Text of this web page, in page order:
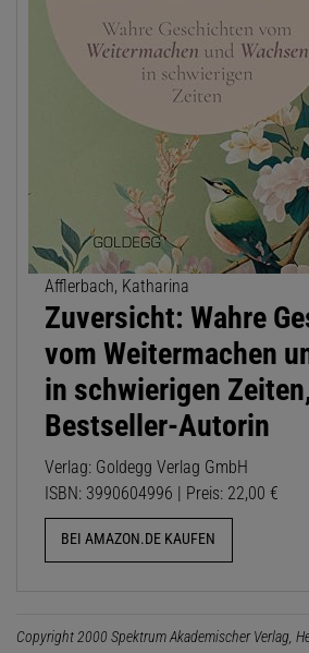
Afflerbach, Katharina
Zuversicht: Wahre
vom Weitermachen
in schwierigen
Bestseller-Autorin
Verlag: Goldegg Verlag GmbH
ISBN: 3990604996 | Preis: 22,00 €
BEI AMAZON.DE KAUFEN
Copyright 2000 Spektrum Akademischer Verlag,